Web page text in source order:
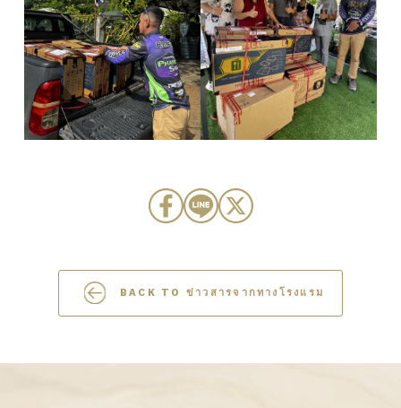
BACK TO ข่าวสารจากทางโรงแรม